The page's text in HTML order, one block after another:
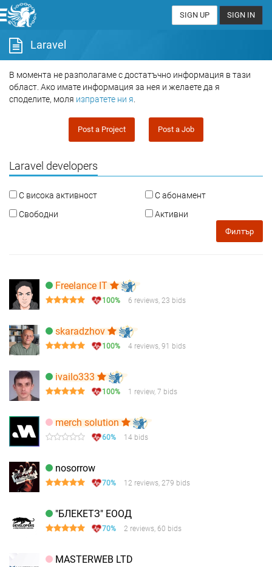
SIGN UP SIGN IN
Laravel
В момента не разполагаме с достатъчно информация в тази
област. Ако имате информация за нея и желаете да я
споделите, моля изпратете ни я
Post a Project Post a Job
Laravel developers
С висока активност
С абонамент
Свободни
Активни
Филтър
Freelance IT
100% 6 reviews, 23 bids
skaradzhov
100% 4 reviews, 91 bids
ivailo333
100% 1 review, 7 bids
merch solution
60% 14 bids
nosorrow
70% 12 reviews, 279 bids
"БЛЕКЕТЗ" ЕООД
70% 2 reviews, 60 bids
MASTERWEB LTD